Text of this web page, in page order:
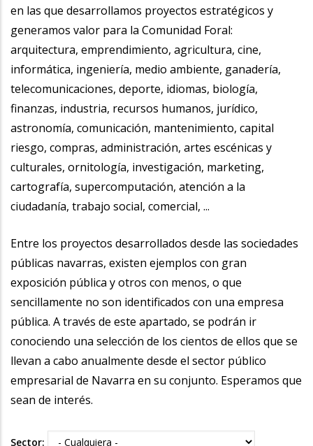
en las que desarrollamos proyectos estratégicos y
generamos valor para la Comunidad Foral:
arquitectura, emprendimiento, agricultura, cine,
informática, ingeniería, medio ambiente, ganadería,
telecomunicaciones, deporte, idiomas, biología,
finanzas, industria, recursos humanos, jurídico,
astronomía, comunicación, mantenimiento, capital
riesgo, compras, administración, artes escénicas y
culturales, ornitología, investigación, marketing,
cartografía, supercomputación, atención a la
ciudadanía, trabajo social, comercial, ...
Entre los proyectos desarrollados desde las sociedades
públicas navarras, existen ejemplos con gran
exposición pública y otros con menos, o que
sencillamente no son identificados con una empresa
pública. A través de este apartado, se podrán ir
conociendo una selección de los cientos de ellos que se
llevan a cabo anualmente desde el sector público
empresarial de Navarra en su conjunto. Esperamos que
sean de interés.
Sector: